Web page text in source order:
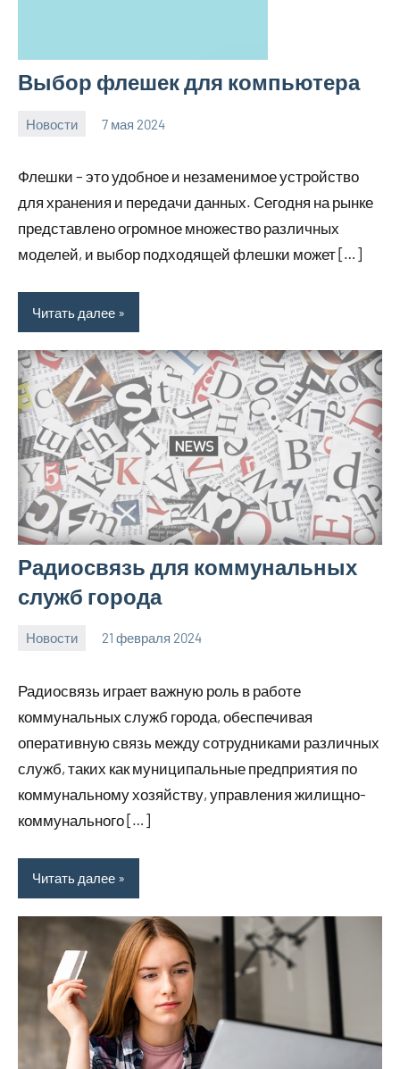
Выбор флешек для компьютера
Новости 7 мая 2024
Флешки – это удобное и незаменимое устройство
для хранения и передачи данных. Сегодня на рынке
представлено огромное множество различных
моделей, и выбор подходящей флешки может […]
Читать далее
Радиосвязь для коммунальных
служб города
Новости 21 февраля 2024
Радиосвязь играет важную роль в работе
коммунальных служб города, обеспечивая
оперативную связь между сотрудниками различных
служб, таких как муниципальные предприятия по
коммунальному хозяйству, управления жилищно-
коммунального […]
Читать далее